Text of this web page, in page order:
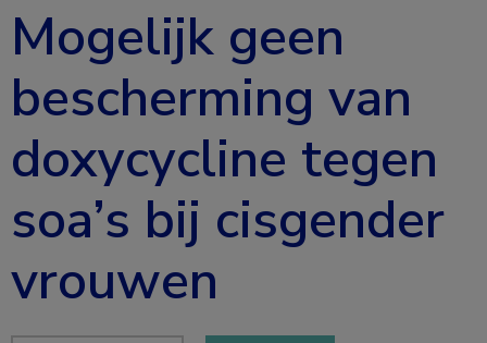
Mogelijk geen
bescherming van
doxycycline tegen
soa’s bij cisgender
vrouwen